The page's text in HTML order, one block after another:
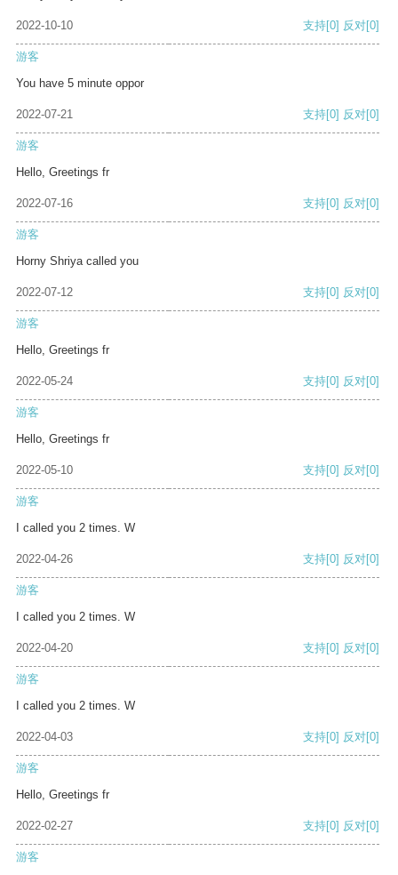
2022-10-10 支持[0] 反对[0]
游客
You have 5 minute oppor
2022-07-21 支持[0] 反对[0]
游客
Hello, Greetings fr
2022-07-16 支持[0] 反对[0]
游客
Horny Shriya called you
2022-07-12 支持[0] 反对[0]
游客
Hello, Greetings fr
2022-05-24 支持[0] 反对[0]
游客
Hello, Greetings fr
2022-05-10 支持[0] 反对[0]
游客
I called you 2 times. W
2022-04-26 支持[0] 反对[0]
游客
I called you 2 times. W
2022-04-20 支持[0] 反对[0]
游客
I called you 2 times. W
2022-04-03 支持[0] 反对[0]
游客
Hello, Greetings fr
2022-02-27 支持[0] 反对[0]
游客